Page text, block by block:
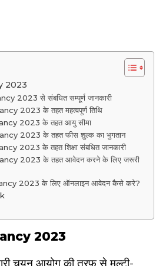
2023
2023 से संबधित सम्पूर्ण जानकारी
2023 के तहत महत्वपूर्ण तिथि
2023 के तहत आयु सीमा
2023 के तहत फीस शुल्क का भुगतान
2023 के तहत शिक्षा संबधित जानकारी
2023 के तहत आवेदन करने के लिए जरूरी
2023 के लिए ऑनलाइन आवेदन कैसे करे?
2023